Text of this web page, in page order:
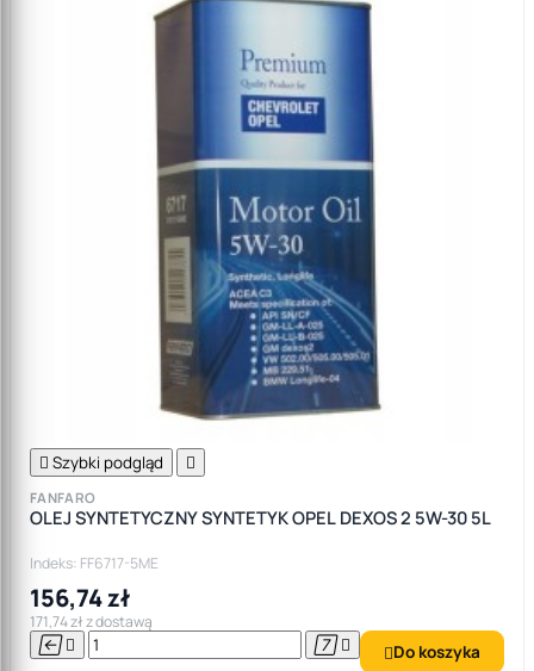
 Szybki podgląd 
FANFARO
OLEJ SYNTETYCZNY SYNTETYK OPEL DEXOS 2 5W-30 5L
Indeks: FF6717-5ME
156,74 zł
171,74 zł z dostawą
    Do koszyka